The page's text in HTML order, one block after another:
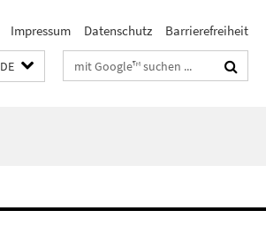
Impressum Datenschutz Barrierefreiheit
DE Suchbegriffe